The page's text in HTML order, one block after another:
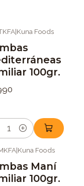
|Kuna Foods
100gr.
|Kuna Foods
Maní
100gr.